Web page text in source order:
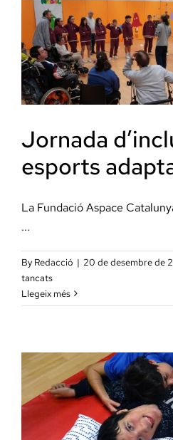
activa
i
saludable
Jornada
esports
La Fundació Aspace
...
By Redacció | 20 de desembre de
tancatsa
Jornada
d’inclusió
adaptats
Llegeix més